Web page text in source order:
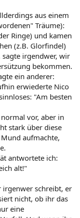
aus einem
Träume):
Ringe) und kamen
(z.B. Glorfindel)
sagte irgendwer, wir
bekommen.
ein anderer:
erwiederte Nico
"Am besten
vor, aber in
stark über diese
aufmachte,
antwortete ich:
alt!"
irgenwer schreibt, er
nicht, ob ihr das
eine